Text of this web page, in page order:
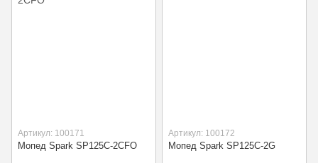
Артикул: 100171
Мопед Spark SP125C-2CFO
Артикул: 100172
Мопед Spark SP125C-2G